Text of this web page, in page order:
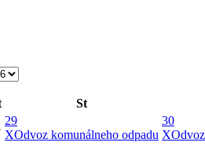
St
29
XOdvoz komunálneho odpadu
30
X